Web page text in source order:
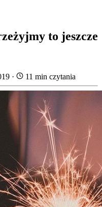
to jeszcze
· 11 min czytania